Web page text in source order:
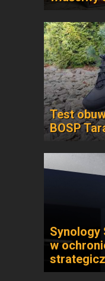
Test
BOSP
Synology
w